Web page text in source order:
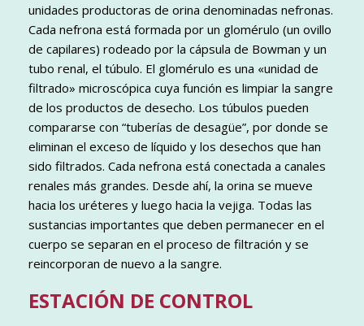
unidades productoras de orina denominadas nefronas.
Cada nefrona está formada por un glomérulo (un ovillo
de capilares) rodeado por la cápsula de Bowman y un
tubo renal, el túbulo. El glomérulo es una «unidad de
filtrado» microscópica cuya función es limpiar la sangre
de los productos de desecho. Los túbulos pueden
compararse con “tuberías de desagüe”, por donde se
eliminan el exceso de líquido y los desechos que han
sido filtrados. Cada nefrona está conectada a canales
renales más grandes. Desde ahí, la orina se mueve
hacia los uréteres y luego hacia la vejiga. Todas las
sustancias importantes que deben permanecer en el
cuerpo se separan en el proceso de filtración y se
reincorporan de nuevo a la sangre.
ESTACIÓN DE CONTROL